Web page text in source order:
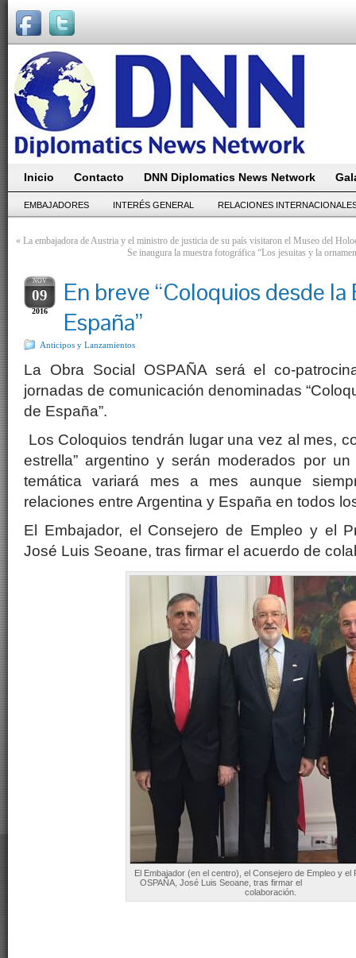
Inicio Contacto DNN Diplomatics News Network
EMBAJADORES INTERÉS GENERAL RELACIONES
« La embajadora de Austria y el ministro de justicia de su país visitaron el Museo del
Se inaugura la muestra fotográfica “Los jesuitas y la
NOV
09
2016
En breve “Coloquios desde
España”
Anticipos y Lanzamientos
La Obra Social OSPAÑA será el co-
jornadas de comunicación denominadas
de España”.
Los Coloquios tendrán lugar una vez al mes,
estrella” argentino y serán moderados por
temática variará mes a mes aunque
relaciones entre Argentina y España en todos
El Embajador, el Consejero de Empleo y el
José Luis Seoane, tras firmar el acuerdo de
El Embajador (en el centro), el Consejero de Empleo y el
OSPAÑA, José Luis Seoane, tras firmar el
colaboración.